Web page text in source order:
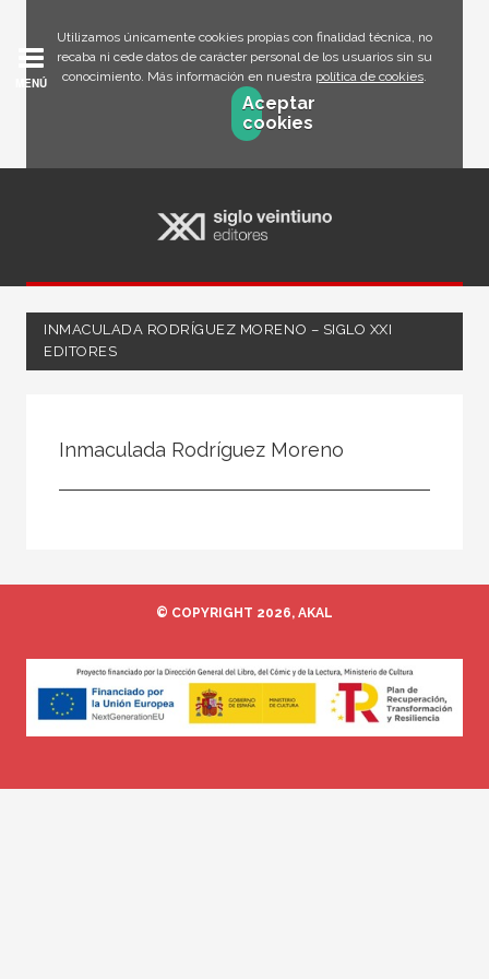
Utilizamos únicamente cookies propias con finalidad técnica, no
recaba ni cede datos de carácter personal de los usuarios sin su
conocimiento. Más información en nuestra política de cookies.
Aceptar
cookies
MENÚ
INMACULADA RODRÍGUEZ MORENO – SIGLO XXI
EDITORES
Inmaculada Rodríguez Moreno
© COPYRIGHT 2026, AKAL